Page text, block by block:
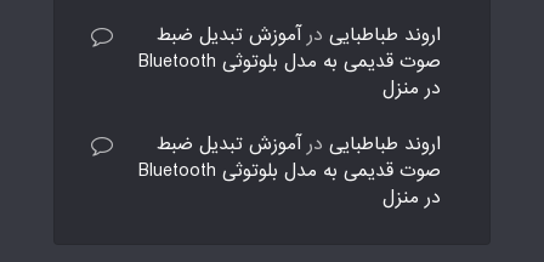
اروند طباطبایی درآموزش تبدیل ضبط
صوت قدیمی به مدل بلوتوثی Bluetooth
در منزل
اروند طباطبایی درآموزش تبدیل ضبط
صوت قدیمی به مدل بلوتوثی Bluetooth
در منزل